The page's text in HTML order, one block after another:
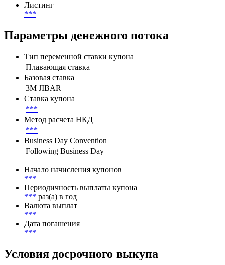
Листинг
***
Параметры денежного потока
Тип переменной ставки купона
Плавающая ставка
Базовая ставка
3M JIBAR
Ставка купона
***
Метод расчета НКД
***
Business Day Convention
Following Business Day
Начало начисления купонов
***
Периодичность выплаты купона
*** раз(а) в год
Валюта выплат
***
Дата погашения
***
Условия досрочного выкупа